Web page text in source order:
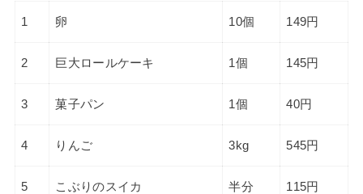
1 卵 10個 149円
2 巨大ロールケーキ 1個 145円
3 菓子パン 1個 40円
4 りんご 3kg 545円
5 こぶりのスイカ 半分 115円